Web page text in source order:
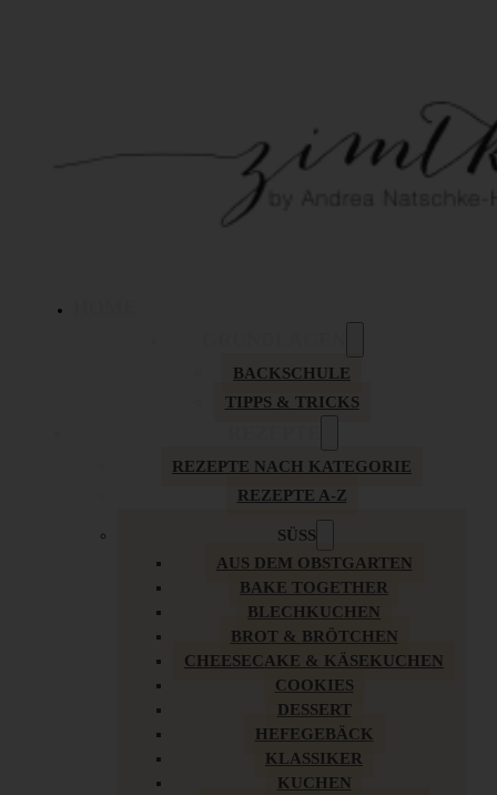
BACKSCHULE
TIPPS & TRICKS
REZEPTE NACH KATEGORIE
REZEPTE A-Z
SÜSS
AUS DEM OBSTGARTEN
BAKE TOGETHER
BLECHKUCHEN
BROT & BRÖTCHEN
CHEESECAKE & KÄSEKUCHEN
COOKIES
DESSERT
HEFEGEBÄCK
KLASSIKER
KUCHEN